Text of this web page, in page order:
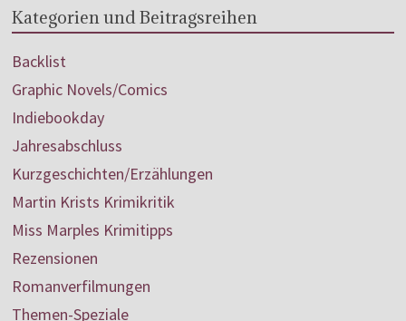
Kategorien und Beitragsreihen
Backlist
Graphic Novels/Comics
Indiebookday
Jahresabschluss
Kurzgeschichten/Erzählungen
Martin Krists Krimikritik
Miss Marples Krimitipps
Rezensionen
Romanverfilmungen
Themen-Speziale